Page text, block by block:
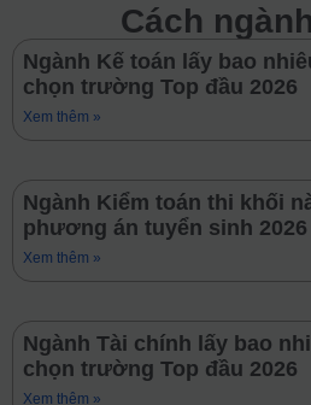
Cách
Ngành Kế toán lấy bao
chọn trường Top đầu 2026
Xem thêm »
Ngành Kiểm toán thi khối
phương án tuyển sinh 2026
Xem thêm »
Ngành Tài chính lấy bao
chọn trường Top đầu 2026
Xem thêm »